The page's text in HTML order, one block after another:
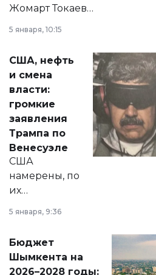
Жомарт Токаев
сразу несколько
актуальных тем —
от слухов о
политических
реформах до
вопросов армии,
экономики и
личного здоровья.
5 января, 10:15
США, нефть
и смена
власти:
громкие
заявления
Трампа по
Венесуэле
США
намерены, по
их
принести
народу
Венесуэлы.
5 января, 9:36
Бюджет
Шымкента на
2026–2028 годы: